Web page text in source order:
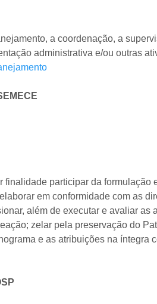
a coordenação, a
administrativa e/ou outras
participar da
em conformidade com as
além de executar e avaliar
zelar pela preservação do
e as atribuições na íntegra